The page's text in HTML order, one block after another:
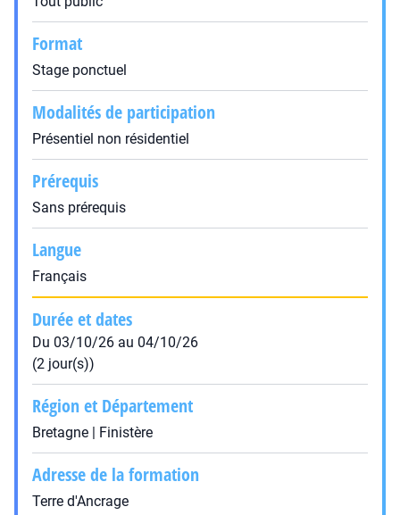
Format
Stage ponctuel
Modalités de participation
Présentiel non résidentiel
Prérequis
Sans prérequis
Langue
Français
Durée et dates
Du 03/10/26 au 04/10/26
(2 jour(s))
Région et Département
Bretagne | Finistère
Adresse de la formation
Terre d'Ancrage